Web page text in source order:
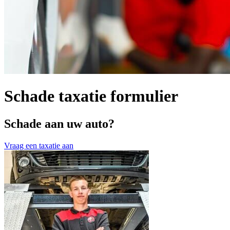
Schade taxatie formulier
Schade aan uw auto?
Vraag een taxatie aan